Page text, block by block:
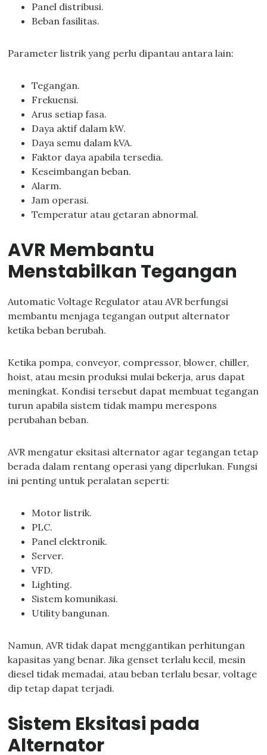
Panel distribusi.
Beban fasilitas.
Parameter listrik yang perlu dipantau antara lain:
Tegangan.
Frekuensi.
Arus setiap fasa.
Daya aktif dalam kW.
Daya semu dalam kVA.
Faktor daya apabila tersedia.
Keseimbangan beban.
Alarm.
Jam operasi.
Temperatur atau getaran abnormal.
AVR Membantu
Menstabilkan Tegangan
Automatic Voltage Regulator atau AVR berfungsi
membantu menjaga tegangan output alternator
ketika beban berubah.
Ketika pompa, conveyor, compressor, blower, chiller,
hoist, atau mesin produksi mulai bekerja, arus dapat
meningkat. Kondisi tersebut dapat membuat tegangan
turun apabila sistem tidak mampu merespons
perubahan beban.
AVR mengatur eksitasi alternator agar tegangan tetap
berada dalam rentang operasi yang diperlukan. Fungsi
ini penting untuk peralatan seperti:
Motor listrik.
PLC.
Panel elektronik.
Server.
VFD.
Lighting.
Sistem komunikasi.
Utility bangunan.
Namun, AVR tidak dapat menggantikan perhitungan
kapasitas yang benar. Jika genset terlalu kecil, mesin
diesel tidak memadai, atau beban terlalu besar, voltage
dip tetap dapat terjadi.
Sistem Eksitasi pada
Alternator